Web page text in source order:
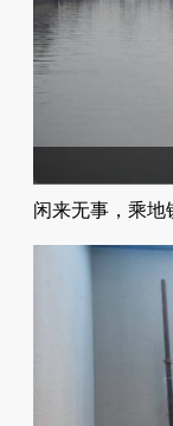
闲来无事，乘地